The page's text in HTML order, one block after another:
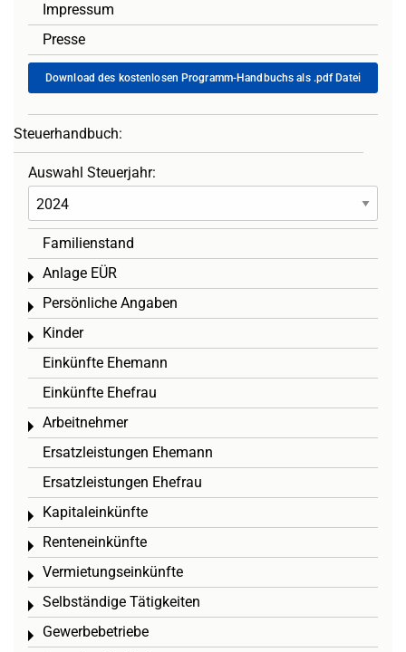
Impressum
Presse
Download des kostenlosen Programm-Handbuchs als .pdf Datei
Steuerhandbuch:
Auswahl Steuerjahr:
Familienstand
Anlage EÜR
Toggle menu
Persönliche Angaben
Toggle menu
Kinder
Toggle menu
Einkünfte Ehemann
Einkünfte Ehefrau
Arbeitnehmer
Toggle menu
Ersatzleistungen Ehemann
Ersatzleistungen Ehefrau
Kapitaleinkünfte
Toggle menu
Renteneinkünfte
Toggle menu
Vermietungseinkünfte
Toggle menu
Selbständige Tätigkeiten
Toggle menu
Gewerbebetriebe
Toggle menu